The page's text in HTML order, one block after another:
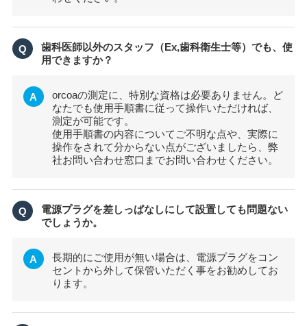
Q
歯科医師以外のスタッフ（Ex,歯科衛生士等）でも、使
用できますか？
A
orcoaの測定に、特別な資格は必要ありません。ど
なたでも使用手順書に従って操作いただければ、
測定が可能です。
使用手順書の内容についてご不明な点や、実際に
操作をされて分からない点がございましたら、弊
社お問い合わせ窓口までお問い合わせください。
Q
電源プラグを差しっぱなしにして設置しても問題ない
でしょうか。
A
長期的にご使用が無い場合は、電源プラグをコン
セントから外して保管いただく事をお勧めしてお
ります。